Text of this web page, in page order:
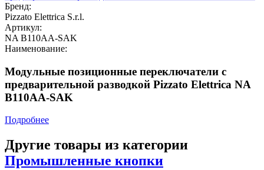
Бренд:
Pizzato Elettrica S.r.l.
Артикул:
NA B110AA-SAK
Наименование:
Модульные позиционные переключатели с
предварительной разводкой Pizzato Elettrica NA
B110AA-SAK
Подробнее
Другие товары из категории
Промышленные кнопки